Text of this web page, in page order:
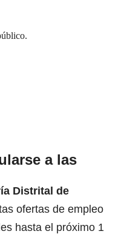
a las
Distrital de
ofertas de empleo
hasta el próximo 1